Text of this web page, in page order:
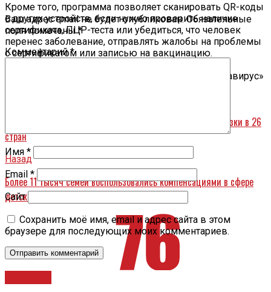
Кроме того, программа позволяет сканировать QR-коды
с других устройств, если нужно проверить наличие
сертификата, ПЦР-теста или убедиться, что человек
перенес заболевание, отправлять жалобы на проблемы
с сертификатом или записью на вакцинацию.
Мобильное приложение «Госуслуги. СТОП коронавирус»
Ярославская область увеличила объемы экспортной отгрузки в 26
стран
Назад
Более 11 тысяч семей воспользовались компенсациями в сфере
детского отдыха
Ваш адрес email не будет опубликован. Обязательные
поля помечены*
Комментарий*
Имя *
Email *
Сайт
Сохранить моё имя, email и адрес сайта в этом
браузере для последующих моих комментариев.